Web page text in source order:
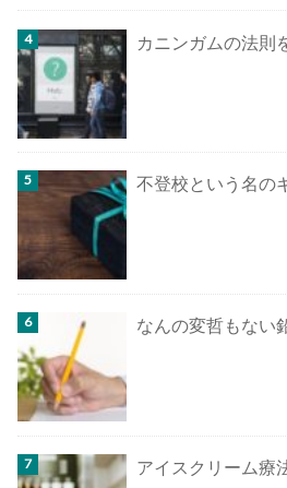
カニンガムの法則
不登校という名の
なんの変哲もない
アイスクリーム療